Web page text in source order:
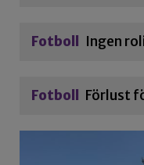
Fotboll Ingen
Fotboll Förlust